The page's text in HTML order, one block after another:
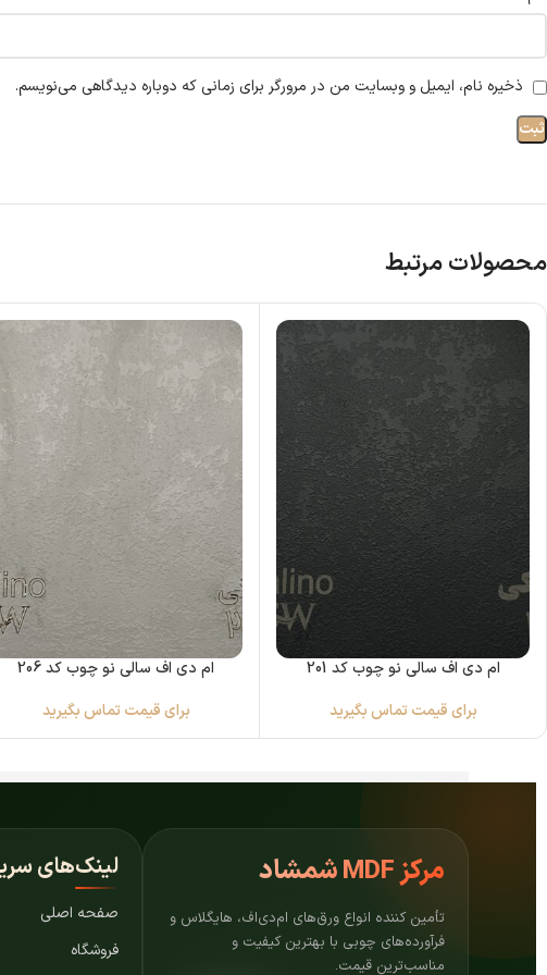
ذخیره نام، ایمیل و وبسایت من در مرورگر برای زمانی که دوباره دیدگاهی می‌نویسم.
محصولات مرتبط
ام دی اف سالی نو چوب کد 201
برای قیمت تماس بگیرید
ام دی اف سالی نو چوب کد 206
برای قیمت تماس بگیرید
مرکزMDF شمشاد
تأمین کننده انواع ورق‌های ام‌دی‌اف، هایگلاس و
فرآورده‌های چوبی با بهترین کیفیت و
مناسب‌ترین قیمت.
لینک‌های
صفحه اصلی
فروشگاه